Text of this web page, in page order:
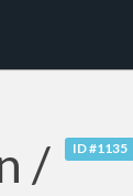
ID #1135
/